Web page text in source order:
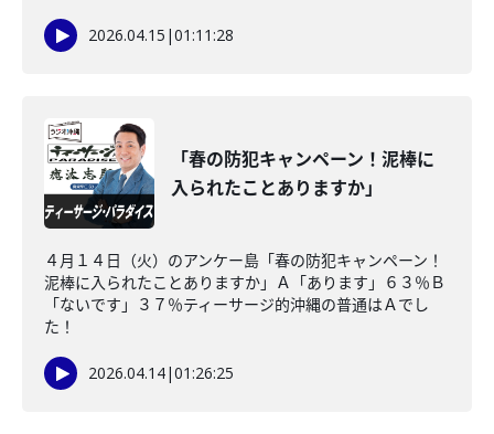
2026.04.15 |01:11:28
「春の防犯キャンペーン！泥棒に
入られたことありますか」
４月１４日（火）のアンケー島「春の防犯キャンペーン！
泥棒に入られたことありますか」Ａ「あります」６３％Ｂ
「ないです」３７％ティーサージ的沖縄の普通はＡでし
た！
2026.04.14|01:26:25